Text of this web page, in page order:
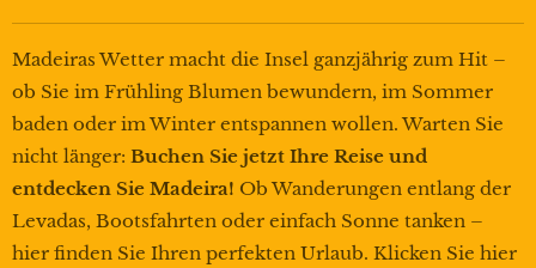
Madeiras Wetter macht die Insel ganzjährig zum Hit –
ob Sie im Frühling Blumen bewundern, im Sommer
baden oder im Winter entspannen wollen. Warten Sie
nicht länger: Buchen Sie jetzt Ihre Reise und
entdecken Sie Madeira! Ob Wanderungen entlang der
Levadas, Bootsfahrten oder einfach Sonne tanken –
hier finden Sie Ihren perfekten Urlaub. Klicken Sie hier